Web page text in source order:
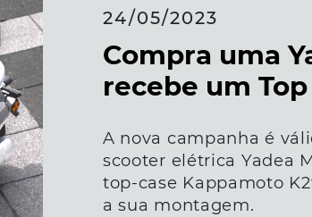
24/05/2023
Compra uma
recebe um Top
A nova campanha é
scooter elétrica Yadea
top-case Kappamoto
a sua montagem.